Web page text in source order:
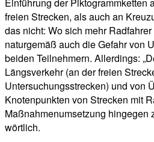
freien Strecken, als auch an
das nicht: Wo sich mehr
naturgemäß auch die Gefahr von
beiden Teilnehmern. Allerdings:
Längsverkehr (an der freien
Untersuchungsstrecken) und von
Knotenpunkten von Strecken mit
Maßnahmenumsetzung hingegen
wörtlich.